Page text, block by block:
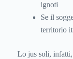
ignoti
Se il
territorio
Lo jus soli, infatti,